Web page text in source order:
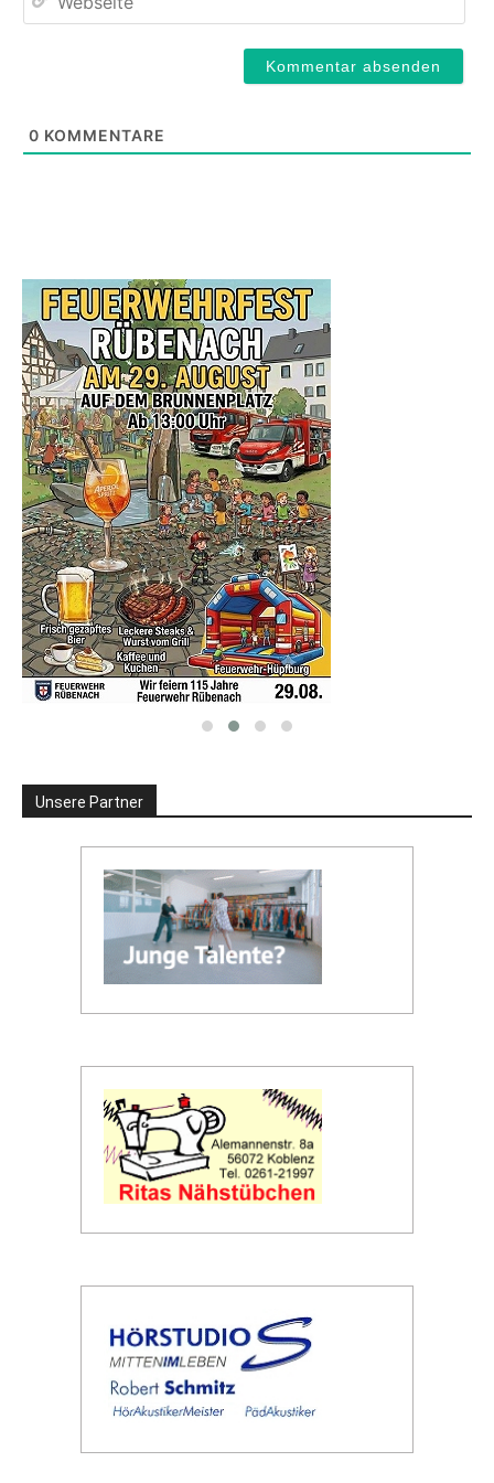
0 KOMMENTARE
Unsere Partner